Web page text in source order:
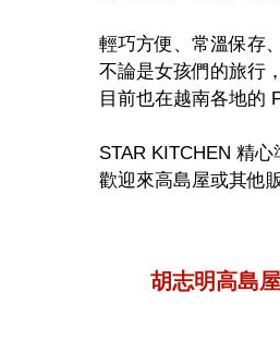
輕巧方便、常溫保存
不論是女孩們的旅行
目前也在越南各地的
STAR KITCHEN 精
歡迎來高島屋或其他
胡志明高島